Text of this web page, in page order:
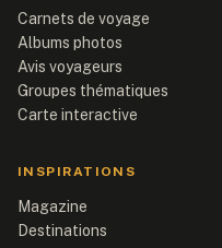
Carnets de voyage
Albums photos
Avis voyageurs
Groupes thématiques
Carte interactive
INSPIRATIONS
Magazine
Destinations